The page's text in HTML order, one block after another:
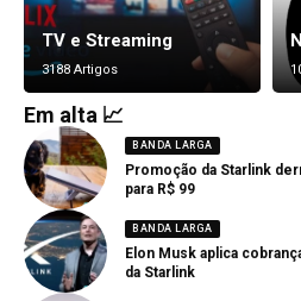
TV e Streaming
3188 Artigos
Em alta 📈
BANDA LARGA
Promoção da Starlink
para R$ 99
BANDA LARGA
Elon Musk aplica
da Starlink